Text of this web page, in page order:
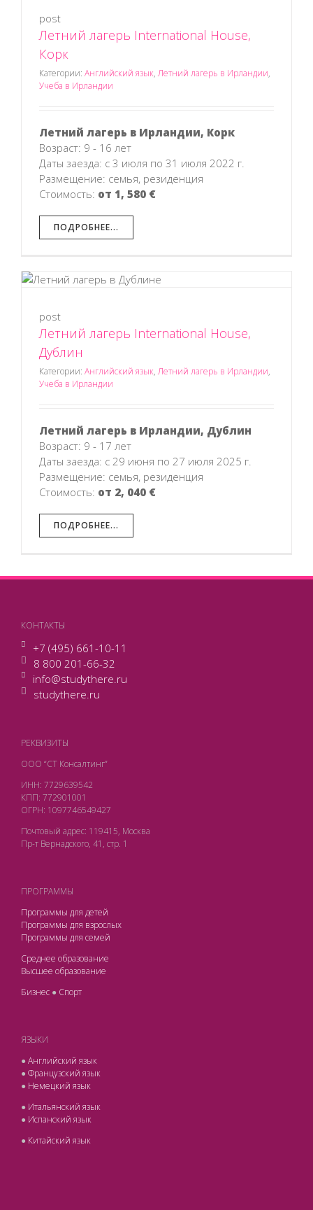
post
Летний лагерь International House,
Корк
Категории: Английский язык,Летний лагерь в Ирландии,
Учеба в Ирландии
Летний лагерь в Ирландии, Корк
Возраст: 9 - 16 лет
Даты заезда: с 3 июля по 31 июля 2022 г.
Размещение: семья, резиденция
Стоимость: от 1, 580 €
ПОДРОБНЕЕ...
post
Летний лагерь International House,
Дублин
Категории: Английский язык,Летний лагерь в Ирландии,
Учеба в Ирландии
Летний лагерь в Ирландии, Дублин
Возраст: 9 - 17 лет
Даты заезда: с 29 июня по 27 июля 2025 г.
Размещение: семья, резиденция
Стоимость: от 2, 040 €
ПОДРОБНЕЕ...
КОНТАКТЫ
+7 (495) 661-10-11
8 800 201-66-32
info@studythere.ru
studythere.ru
РЕКВИЗИТЫ
ООО “СТ Консалтинг”
ИНН: 7729639542
КПП: 772901001
ОГРН: 1097746549427
Почтовый адрес: 119415, Москва
Пр-т Вернадского, 41, стр. 1
ПРОГРАММЫ
Программы для детей
Программы для взрослых
Программы для семей
Среднее образование
Высшее образование
Бизнес ● Спорт
ЯЗЫКИ
●Английский язык
●Французский язык
● Немецкий язык
● Итальянский язык
● Испанский язык
● Китайский язык